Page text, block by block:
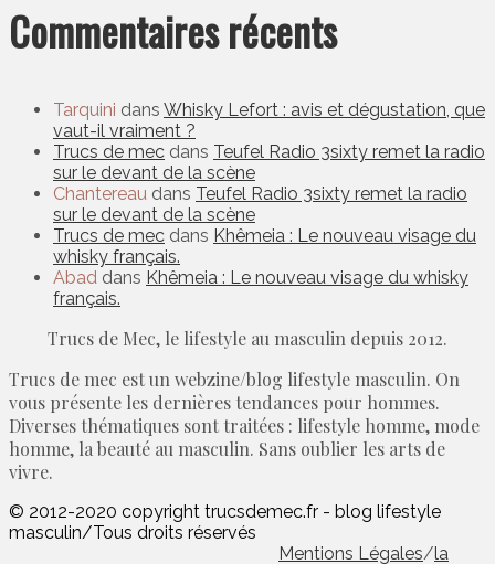
Commentaires récents
Tarquini dans Whisky Lefort : avis et dégustation, que
vaut-il vraiment ?
Trucs de mec dans Teufel Radio 3sixty remet la radio
sur le devant de la scène
Chantereau dans Teufel Radio 3sixty remet la radio
sur le devant de la scène
Trucs de mec dans Khêmeia : Le nouveau visage du
whisky français.
Abad dans Khêmeia : Le nouveau visage du whisky
français.
Trucs de Mec, le lifestyle au masculin depuis 2012.
Trucs de mec est un webzine/blog lifestyle masculin. On
vous présente les dernières tendances pour hommes.
Diverses thématiques sont traitées : lifestyle homme, mode
homme, la beauté au masculin. Sans oublier les arts de
vivre.
© 2012-2020 copyright trucsdemec.fr - blog lifestyle
masculin/Tous droits réservés
Mentions Légales/la